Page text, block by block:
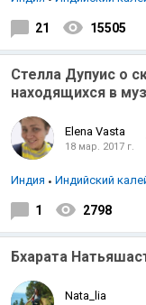
21 15505
Стелла Дупуис о
находящихся в
Elena Vasta
18 мар. 2017 г.
Индия Индийский
1 2798
Бхарата
Nata_lia